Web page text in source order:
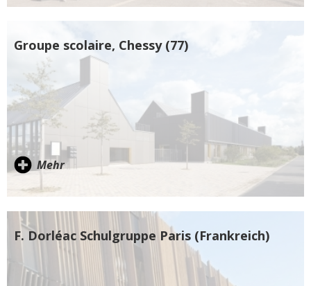
Groupe scolaire, Chessy (77)
Mehr
F. Dorléac Schulgruppe Paris (Frankreich)